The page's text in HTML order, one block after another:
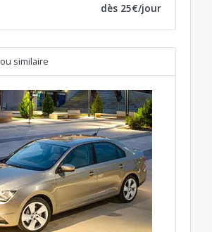
dès 25€/jour
ou similaire